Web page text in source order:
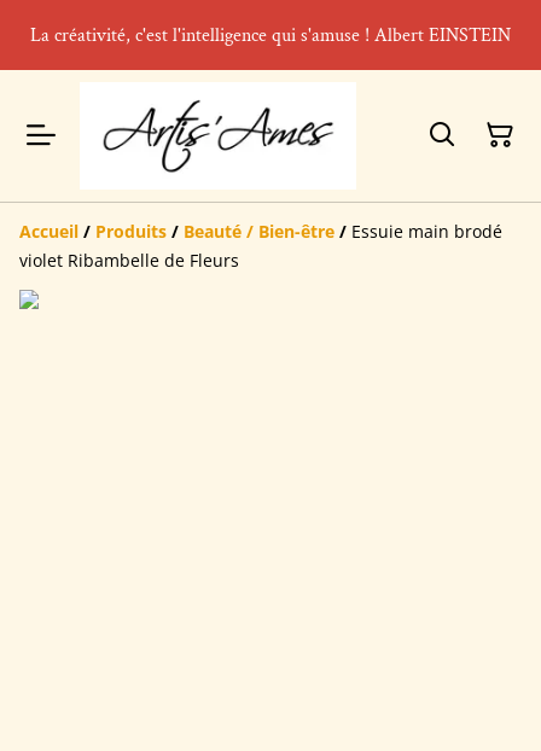
La créativité, c'est l'intelligence qui s'amuse ! Albert EINSTEIN
Accueil / Produits / Beauté / Bien-être / Essuie main brodé
violet Ribambelle de Fleurs